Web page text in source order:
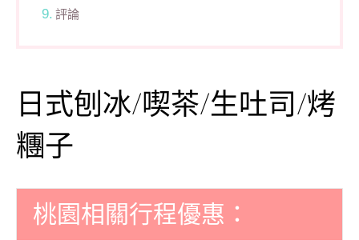
評論
日式刨冰/喫茶/生吐司/烤
糰子
桃園相關行程優惠：